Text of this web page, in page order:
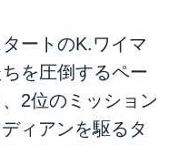
ートのK.ワイマ
を圧倒するペー
2位のミッション
ィアンを駆るタ